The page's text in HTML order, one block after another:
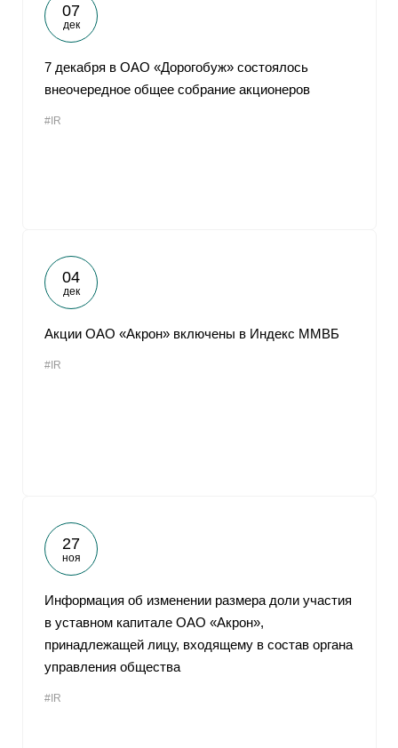
07
дек
7 декабря в ОАО «Дорогобуж» состоялось
внеочередное общее собрание акционеров
#IR
04
дек
Акции ОАО «Акрон» включены в Индекс ММВБ
#IR
27
ноя
Информация об изменении размера доли участия
в уставном капитале ОАО «Акрон»,
принадлежащей лицу, входящему в состав органа
управления общества
#IR